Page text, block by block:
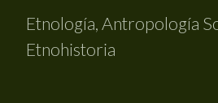
Etnología, Antropología
Etnohistoria